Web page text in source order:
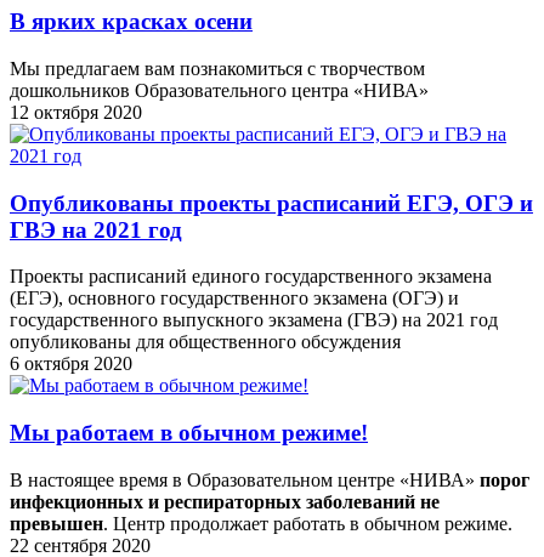
В ярких красках осени
Мы предлагаем вам познакомиться с творчеством
дошкольников Образовательного центра «НИВА»
12 октября 2020
Опубликованы проекты расписаний ЕГЭ, ОГЭ и
ГВЭ на 2021 год
Проекты расписаний единого государственного экзамена
(ЕГЭ), основного государственного экзамена (ОГЭ) и
государственного выпускного экзамена (ГВЭ) на 2021 год
опубликованы для общественного обсуждения
6 октября 2020
Мы работаем в обычном режиме!
В настоящее время в Образовательном центре «НИВА» порог
инфекционных и респираторных заболеваний не
превышен. Центр продолжает работать в обычном режиме.
22 сентября 2020